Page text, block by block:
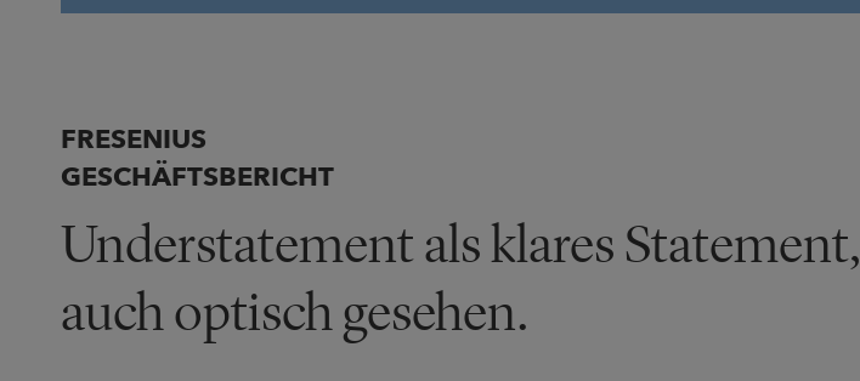
FRESENIUS
GESCHÄFTSBERICHT
Understatement als klares Statement,
auch optisch gesehen.